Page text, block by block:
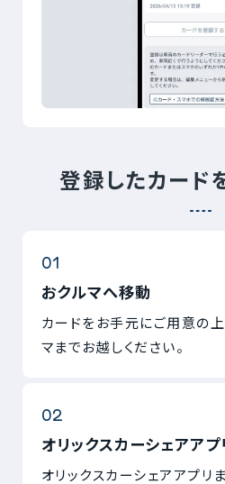
登録したカード
おクルマへ移動
カードをお手元にご用意の
マまでお越しください。
オリックスカーシェアア
オリックスカーシェアアプリ